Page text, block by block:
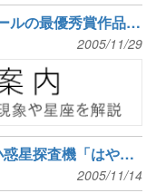
プラネタリウム解説コンクールの最優秀賞作品を、ステラナビゲータ Ver.7用に番組化
2005/11/29
ステラナビゲータ Ver.7が小惑星探査機「はやぶさ」の表示に対応
2005/11/14